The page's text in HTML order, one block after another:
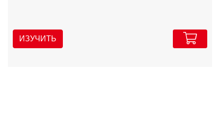
ИЗУЧИТЬ